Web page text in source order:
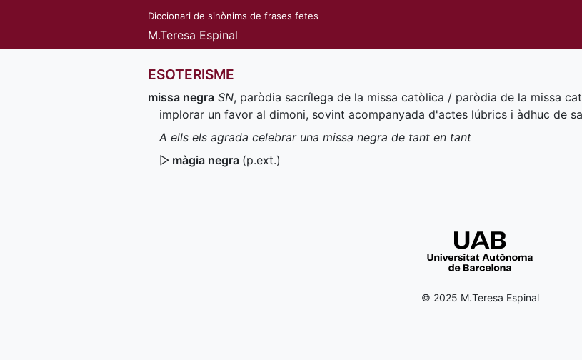
Diccionari de sinònims de frases fetes
M.Teresa Espinal
ESOTERISME
missa negra SN, paròdia sacrílega de la missa catòlica / paròdia de la missa
implorar un favor al dimoni, sovint acompanyada d'actes lúbrics i àdhuc de
A ells els agrada celebrar una missa negra de tant en tant
▷ màgia negra (p.ext.)
© 2025 M.Teresa Espinal